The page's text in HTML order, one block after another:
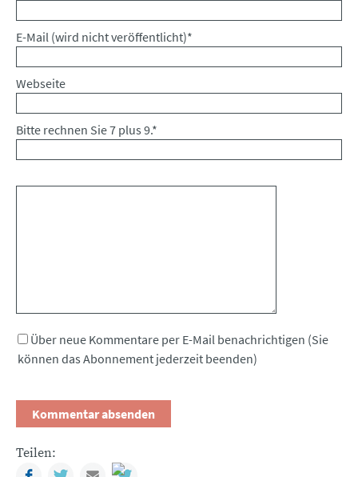
Pflichtfeld
E-Mail (wird nicht veröffentlicht)*
Webseite
Bitte rechnen Sie 7 plus 9.*
Über neue Kommentare per E-Mail benachrichtigen (Sie
können das Abonnement jederzeit beenden)
Teilen:
FacebookTwitterMail